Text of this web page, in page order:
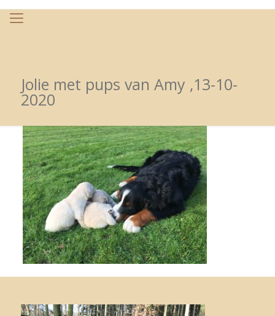
Jolie met pups van Amy ,13-10-
2020